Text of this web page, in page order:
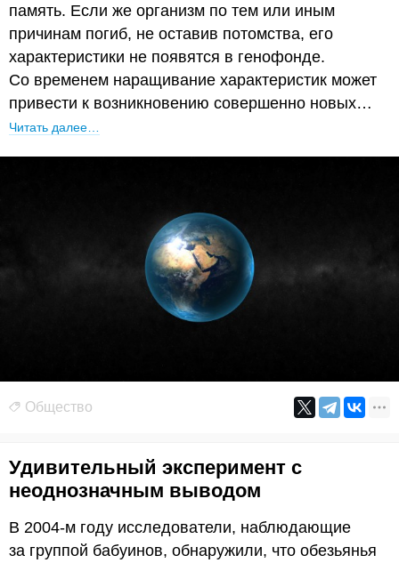
память. Если же организм по тем или иным
причинам погиб, не оставив потомства, его
характеристики не появятся в генофонде.
Со временем наращивание характеристик может
привести к возникновению совершенно новых…
Читать далее…
Общество
Удивительный эксперимент с
неоднозначным выводом
В 2004-м году исследователи, наблюдающие
за группой бабуинов, обнаружили, что обезьянья